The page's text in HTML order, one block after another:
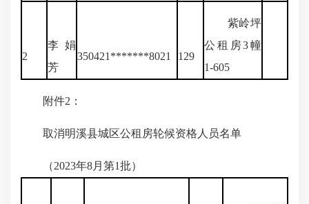
2
李娟
芳
350421*******8021 129
紫岭坪
公租房3幢
1-605
附件2：
取消明溪县城区公租房轮候资格人员名单
（2023年8月第1批）